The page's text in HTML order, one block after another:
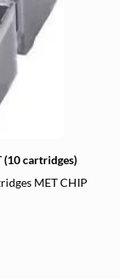
(10 cartridges)
MET CHIP